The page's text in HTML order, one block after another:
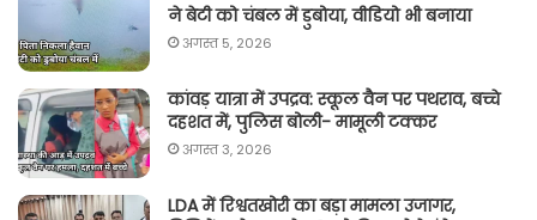
ने बेटी को चंबल में डुबोया, वीडियो भी बनाया
अगस्त 5, 2026
कांवड़ यात्रा में उपद्रव: स्कूल वैन पर पथराव, बच्चे
दहशत में, पुलिस बोली- मामूली टक्कर
अगस्त 3, 2026
LDA में रिश्वतखोरी का बड़ा मामला उजागर,